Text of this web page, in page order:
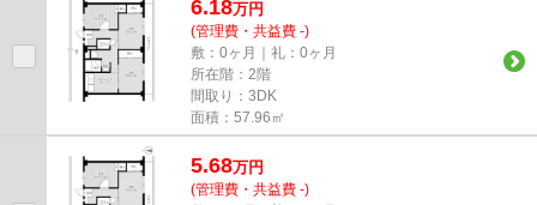
6.18万円
(管理費・共益費 -)
敷：0ヶ月｜礼：0ヶ月
所在階：2階
間取り：3DK
面積：57.96㎡
5.68万円
(管理費・共益費 -)